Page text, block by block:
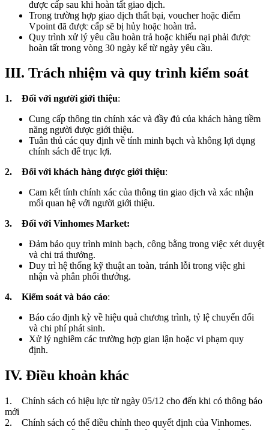
được cấp sau khi hoàn tất giao dịch.
Trong trường hợp giao dịch thất bại, voucher hoặc điểm
Vpoint đã được cấp sẽ bị hủy hoặc hoàn trả.
Quy trình xử lý yêu cầu hoàn trả hoặc khiếu nại phải được
hoàn tất trong vòng 30 ngày kể từ ngày yêu cầu.
III. Trách nhiệm và quy trình kiểm soát
1. Đối với người giới thiệu:
Cung cấp thông tin chính xác và đầy đủ của khách hàng tiềm
năng người được giới thiệu.
Tuân thủ các quy định về tính minh bạch và không lợi dụng
chính sách để trục lợi.
2. Đối với khách hàng được giới thiệu:
Cam kết tính chính xác của thông tin giao dịch và xác nhận
mối quan hệ với người giới thiệu.
3. Đối với Vinhomes Market:
Đảm bảo quy trình minh bạch, công bằng trong việc xét duyệt
và chi trả thưởng.
Duy trì hệ thống kỹ thuật an toàn, tránh lỗi trong việc ghi
nhận và phân phối thưởng.
4. Kiểm soát và báo cáo:
Báo cáo định kỳ về hiệu quả chương trình, tỷ lệ chuyển đổi
và chi phí phát sinh.
Xử lý nghiêm các trường hợp gian lận hoặc vi phạm quy
định.
IV. Điều khoản khác
1. Chính sách có hiệu lực từ ngày 05/12 cho đến khi có thông báo
mới
2. Chính sách có thể điều chỉnh theo quyết định của Vinhomes.